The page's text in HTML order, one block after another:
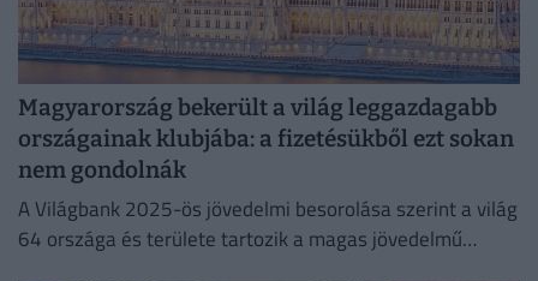
Magyarország bekerült a világ leggazdagabb
országainak klubjába: a fizetésükből ezt sokan
nem gondolnák
A Világbank 2025-ös jövedelmi besorolása szerint a világ
64 országa és területe tartozik a magas jövedelmű